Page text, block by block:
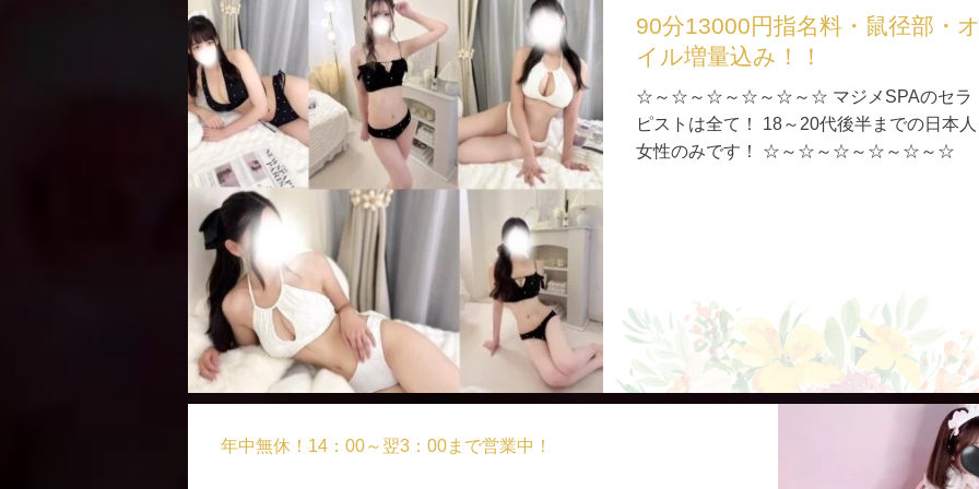
90分13000円指名料・鼠径部・
イル増量込み！！
☆～☆～☆～☆～☆～☆ マジメSPAのセラ
ピストは全て！ 18～20代後半までの日本人
女性のみです！ ☆～☆～☆～☆～☆～☆
年中無休！14：00～翌3：00まで営業中！